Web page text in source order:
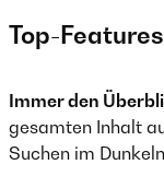
Top-Features
Immer den
gesamten Inhalt
Suchen im